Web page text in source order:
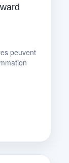
peuvent